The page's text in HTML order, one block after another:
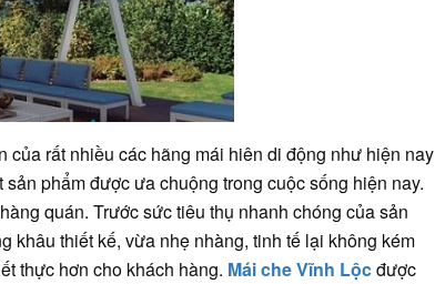
rất nhiều các hãng mái hiên di động như hiện nay
phẩm được ưa chuộng trong cuộc sống hiện nay.
quán. Trước sức tiêu thụ nhanh chóng của sản
khâu thiết kế, vừa nhẹ nhàng, tinh tế lại không kém
thực hơn cho khách hàng. Mái che Vĩnh Lộcđược